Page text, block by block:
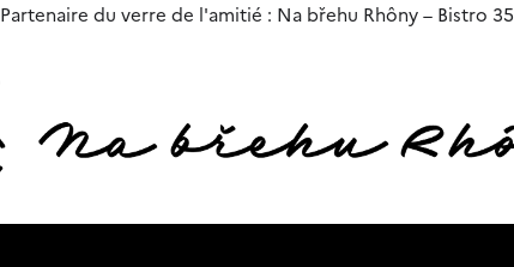
Partenaire du verre de l'amitié : Na břehu Rhôny – Bistro 35